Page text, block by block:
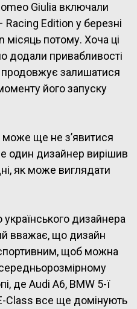
Giulia включали
Racing Edition у березні
місяць потому. Хоча ці
додали привабливості
продовжує залишатися
його запуску
може ще не з’явитися
один дизайнер вирішив
як може виглядати
дизайнера
вважає, що дизайн
щоб можна
середньорозмірному
де Audi A6, BMW 5-ї
Class все ще домінують